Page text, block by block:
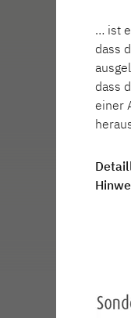
… ist
dass
dass
einer